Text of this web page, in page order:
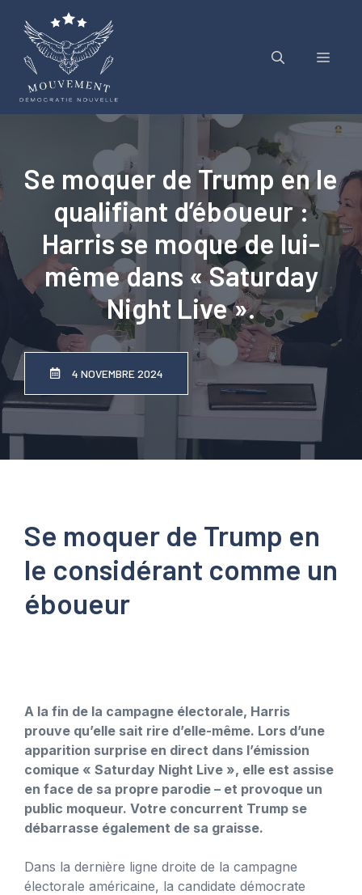
contenu
Menu
Se moquer de Trump en le
qualifiant d’éboueur :
Harris se moque de lui-
même dans « Saturday
Night Live ».
4 NOVEMBRE 2024
Se moquer de Trump en
le considérant comme un
éboueur
A la fin de la campagne électorale, Harris
prouve qu’elle sait rire d’elle-même. Lors d’une
apparition surprise en direct dans l’émission
comique « Saturday Night Live », elle est assise
en face de sa propre parodie – et provoque un
public moqueur. Votre concurrent Trump se
débarrasse également de sa graisse.
Dans la dernière ligne droite de la campagne
électorale américaine, la candidate démocrate